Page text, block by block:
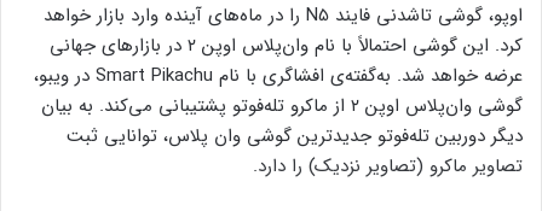
اوپو، گوشی تاشدنی فایند N5 را در ماه‌های آینده وارد بازار خواهد
کرد. این گوشی احتمالاً با نام وان‌پلاس اوپن ۲ در بازارهای جهانی
عرضه خواهد شد. به‌گفته‌ی افشاگری با نام Smart Pikachu در ویبو،
گوشی وان‌پلاس اوپن ۲ از ماکرو تله‌فوتو پشتیبانی می‌کند. به بیان
دیگر دوربین تله‌فوتو جدیدترین گوشی وان‌ پلاس، توانایی ثبت
تصاویر ماکرو (تصاویر نزدیک) را دارد.